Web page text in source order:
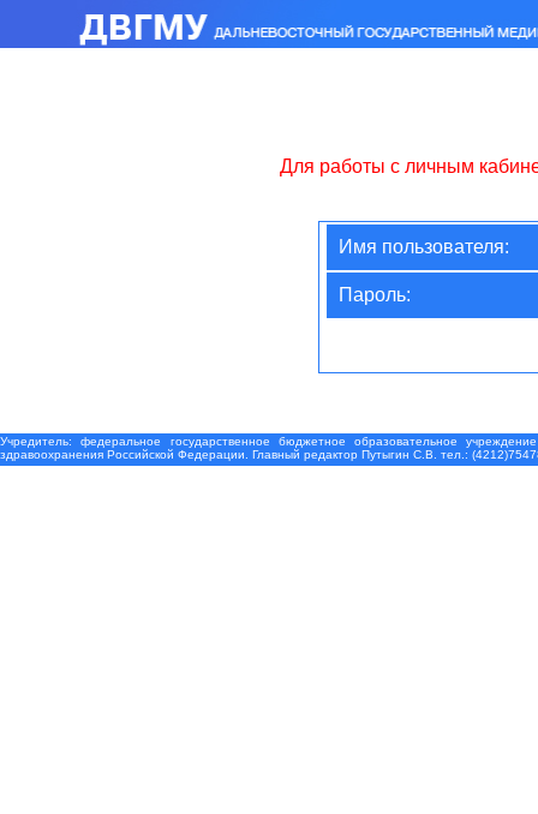
Для работы с личным
Имя пользователя:
Пароль:
Учредитель: федеральное государственное бюджетное образовательное
здравоохранения Российской Федерации. Главный редактор Путыгин С.В. тел.: